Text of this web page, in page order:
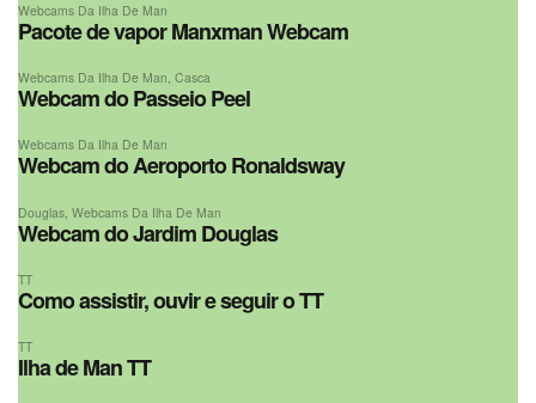
Webcams Da Ilha De Man
Pacote de vapor Manxman Webcam
Webcams Da Ilha De Man, Casca
Webcam do Passeio Peel
Webcams Da Ilha De Man
Webcam do Aeroporto Ronaldsway
Douglas Webcams Da Ilha De Man
Webcam do Jardim Douglas
TT
Como assistir, ouvir e seguir o TT
TT
Ilha de Man TT